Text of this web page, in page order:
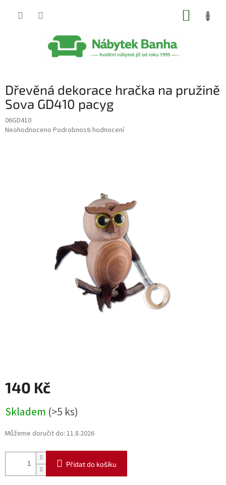
Dřevěná dekorace hračka na pružině
Sova GD410 pacyg
06GD410
Průměrné
Neohodnoceno Podrobnosti hodnocení
140 Kč
cena:
Skladem (>5 ks)
Můžeme doručit do: 11.8.2026
Přidat do košíku